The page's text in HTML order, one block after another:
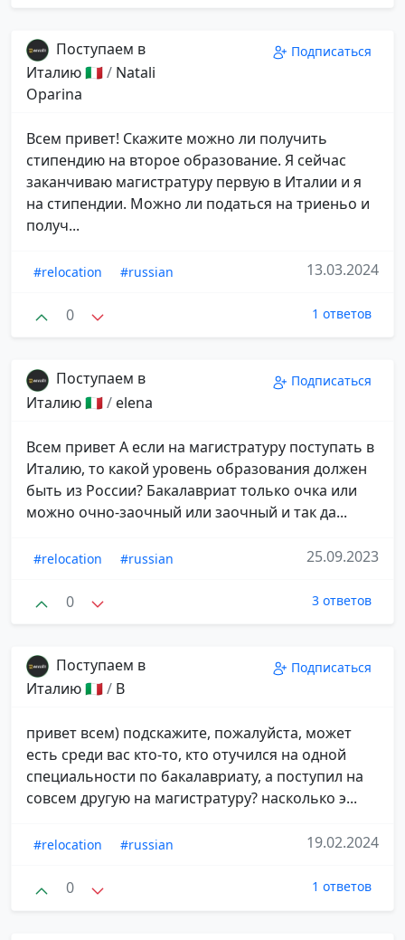
Поступаем в
Италию 🇮🇹/ Natali
Oparina
Подписаться
Всем привет! Скажите можно ли получить
стипендию на второе образование. Я сейчас
заканчиваю магистратуру первую в Италии и я
на стипендии. Можно ли податься на триеньо и
получ...
#relocation #russian 13.03.2024
0 1 ответов
Поступаем в
Италию 🇮🇹/ elena
Подписаться
Всем привет А если на магистратуру поступать в
Италию, то какой уровень образования должен
быть из России? Бакалавриат только очка или
можно очно-заочный или заочный и так да...
#relocation #russian 25.09.2023
0 3 ответов
Поступаем в
Италию 🇮🇹/ B
Подписаться
привет всем) подскажите, пожалуйста, может
есть среди вас кто-то, кто отучился на одной
специальности по бакалавриату, а поступил на
совсем другую на магистратуру? насколько э...
#relocation #russian 19.02.2024
0 1 ответов